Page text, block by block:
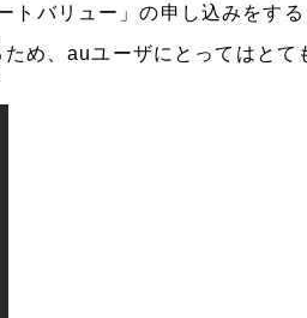
トバリュー」の申し込みをする
め、auユーザにとってはとて